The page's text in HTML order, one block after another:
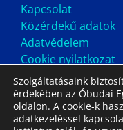
Kapcsolat
Közérdekű adatok
Adatvédelem
Cookie nyilatkozat
Szolgáltatásaink
érdekében az Óbudai
oldalon. A cookie-k
adatkezeléssel